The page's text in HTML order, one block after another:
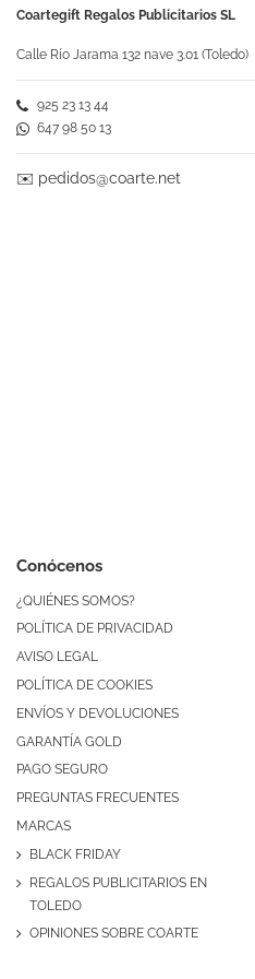
Conócenos
¿QUIÉNES SOMOS?
POLÍTICA DE PRIVACIDAD
AVISO LEGAL
POLÍTICA DE COOKIES
ENVÍOS Y DEVOLUCIONES
GARANTÍA GOLD
PAGO SEGURO
PREGUNTAS FRECUENTES
MARCAS
BLACK FRIDAY
REGALOS PUBLICITARIOS EN
TOLEDO
OPINIONES SOBRE COARTE
Coartegift Regalos Publicitarios SL
Calle Río Jarama 132 nave 3.01 (Toledo)
925 23 13 44
647 98 50 13
✉️ pedidos@coarte.net